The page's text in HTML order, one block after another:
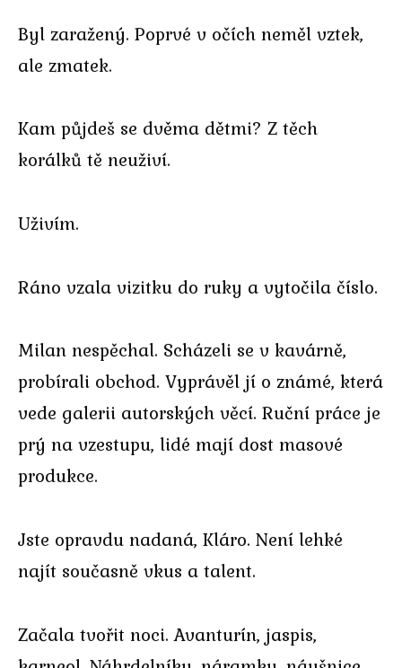
Byl zaražený. Poprvé v očích neměl vztek,
ale zmatek.
Kam půjdeš se dvěma dětmi? Z těch
korálků tě neuživí.
Uživím.
Ráno vzala vizitku do ruky a vytočila číslo.
Milan nespěchal. Scházeli se v kavárně,
probírali obchod. Vyprávěl jí o známé, která
vede galerii autorských věcí. Ruční práce je
prý na vzestupu, lidé mají dost masové
produkce.
Jste opravdu nadaná, Kláro. Není lehké
najít současně vkus a talent.
Začala tvořit noci. Avanturín, jaspis,